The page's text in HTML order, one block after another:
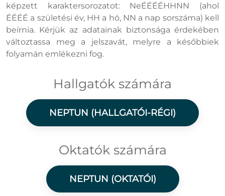
képzett karaktersorozatot: NeÉÉÉÉHHNN (ahol
ÉÉÉÉ a születési év, HH a hó, NN a nap sorszáma) kell
beírnia. Kérjük az adatainak biztonsága érdekében
változtassa meg a jelszavát, melyre a későbbiek
folyamán emlékezni fog.
Hallgatók számára
NEPTUN (HALLGATÓI-RÉGI)
Oktatók számára
NEPTUN (OKTATÓI)